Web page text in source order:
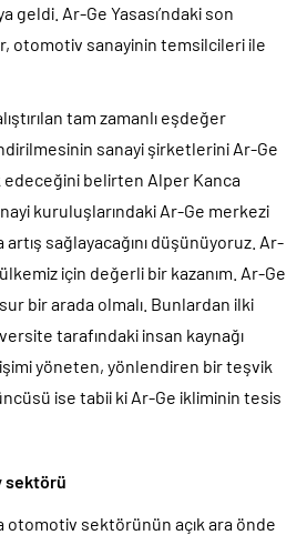
geldi. Ar-Ge Yasası’ndaki son
otomotiv sanayinin temsilcileri ile
tam zamanlı eşdeğer
indirilmesinin sanayi şirketlerini Ar-Ge
belirten Alper Kanca
kuruluşlarındaki Ar-Ge merkezi
artış sağlayacağını düşünüyoruz. Ar-
için değerli bir kazanım. Ar-Ge
bir arada olmalı. Bunlardan ilki
tarafındaki insan kaynağı
yöneten, yönlendiren bir teşvik
ise tabii ki Ar-Ge ikliminin tesis
sektörü
otomotiv sektörünün açık ara önde